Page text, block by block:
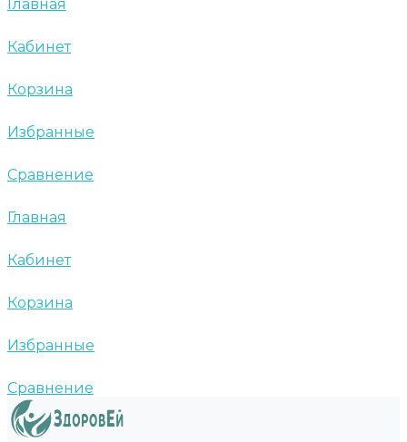
Главная
Кабинет
Корзина
Избранные
Сравнение
Главная
Кабинет
Корзина
Избранные
Сравнение